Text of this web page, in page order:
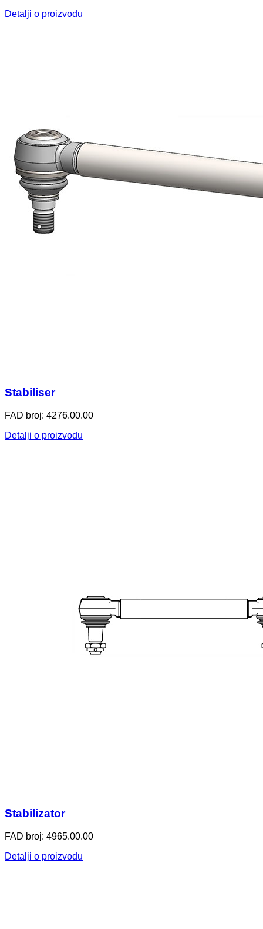
Detalji o proizvodu
Stabiliser
FAD broj: 4276.00.00
Detalji o proizvodu
Stabilizator
FAD broj: 4965.00.00
Detalji o proizvodu